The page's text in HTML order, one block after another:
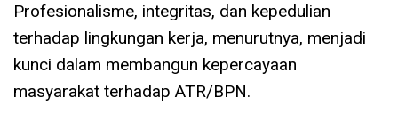
Profesionalisme, integritas, dan kepedulian
terhadap lingkungan kerja, menurutnya, menjadi
kunci dalam membangun kepercayaan
masyarakat terhadap ATR/BPN.